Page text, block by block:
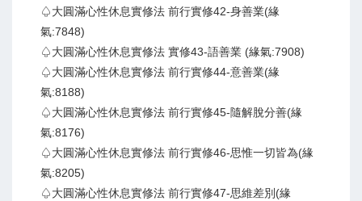
♤大圓滿心性休息實修法 前行實修42-身善業(緣
氣:7848)
♤大圓滿心性休息實修法 實修43-語善業 (緣氣:7908)
♤大圓滿心性休息實修法 前行實修44-意善業(緣
氣:8188)
♤大圓滿心性休息實修法 前行實修45-隨解脫分善(緣
氣:8176)
♤大圓滿心性休息實修法 前行實修46-思惟一切皆為(緣
氣:8205)
♤大圓滿心性休息實修法 前行實修47-思維差別(緣